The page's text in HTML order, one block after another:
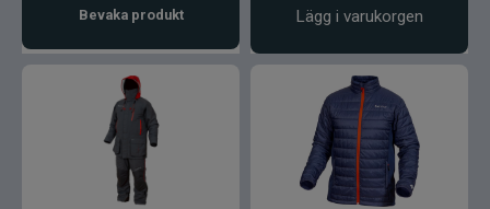
Trolling
Specimenfiske
Bevaka produkt Lägg i varukorgen